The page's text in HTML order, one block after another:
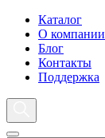
Каталог
О компании
Блог
Контакты
Поддержка